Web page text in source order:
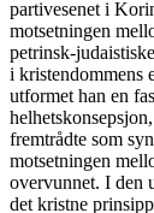
partivesenet i
motsetningen
petrinsk-
i kristendommens
utformet han en
fremtrådte som
motsetningen
overvunnet. I den
det kristne